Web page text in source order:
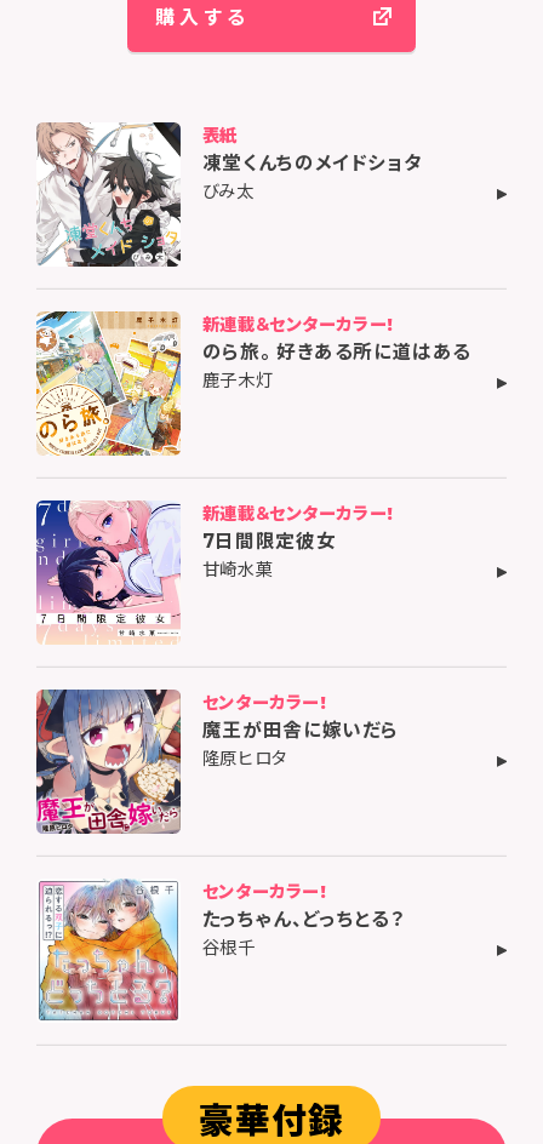
購入する
表紙
凍堂くんちのメイドショタ
びみ太
新連載＆センターカラー!
のら旅。 好きある所に道はある
鹿子木灯
新連載＆センターカラー!
7日間限定彼女
甘崎水菓
センターカラー!
魔王が田舎に嫁いだら
隆原ヒロタ
センターカラー!
たっちゃん、どっちとる？
谷根千
豪華付録